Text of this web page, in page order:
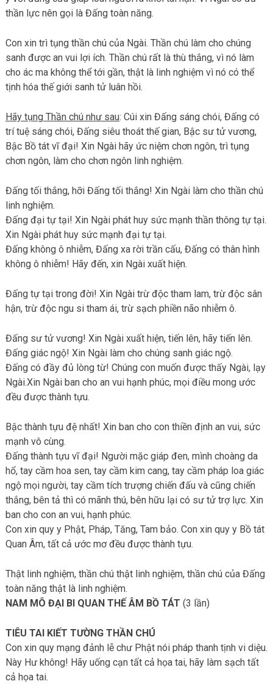
thần lực nên gọi là Đấng toàn năng.
Con xin trì tụng thần chú của Ngài. Thần chú làm cho chúng
sanh được an vui lợi ích. Thần chú rất là thù thắng, vì nó làm
cho ác ma không thể tới gần, thật là linh nghiệm vì nó có thể
tịnh hóa thế giới sanh tử luân hồi.
Hãy tụng Thần chú như sau: Cúi xin Đấng sáng chói, Đấng có
trí tuệ sáng chói, Đấng siêu thoát thế gian, Bậc sư tử vương,
Bậc Bồ tát vĩ đại! Xin Ngài hãy ức niệm chơn ngôn, trì tụng
chơn ngôn, làm cho chơn ngôn linh nghiệm.
Đấng tối thắng, hỡi Đấng tối thắng! Xin Ngài làm cho thần chú
linh nghiệm.
Đấng đại tự tại! Xin Ngài phát huy sức mạnh thần thông tự tại.
Xin Ngài phát huy sức mạnh đại tự tại.
Đấng không ô nhiễm, Đấng xa rời trần cấu, Đấng có thân hình
không ô nhiễm! Hãy đến, xin Ngài xuất hiện.
Đấng tự tại trong đời! Xin Ngài trừ độc tham lam, trừ độc sân
hận, trừ độc ngu si tham ái, trừ sạch phiền não nhiễm ô.
Đấng sư tử vương! Xin Ngài xuất hiện, tiến lên, hãy tiến lên.
Đấng giác ngộ! Xin Ngài làm cho chúng sanh giác ngộ.
Đấng có đầy đủ lòng từ! Chúng con muốn được thấy Ngài, lạy
Ngài.Xin Ngài ban cho an vui hạnh phúc, mọi điều mong ước
đều được thành tựu.
Bậc thành tựu đệ nhất! Xin ban cho con thiền định an vui, sức
mạnh vô cùng.
Đấng thành tựu vĩ đại! Người mặc giáp đen, mình choàng da
hổ, tay cầm hoa sen, tay cầm kim cang, tay cầm pháp loa giác
ngộ mọi người, tay cầm tích trượng chiến đấu và cũng chiến
thắng, bên tả thì có mãnh thú, bên hữu lại có sư tử trợ lực. Xin
ban cho con an vui, hạnh phúc.
Con xin quy y Phật, Pháp, Tăng, Tam bảo. Con xin quy y Bồ tát
Quan Âm, tất cả ước mơ đều được thành tựu.
Thật linh nghiệm, thần chú thật linh nghiệm, thần chú của Đấng
toàn năng thật là linh nghiệm.
NAM MÔ ĐẠI BI QUAN THẾ ÂM BỒ TÁT (3 lần)
TIÊU TAI KIẾT TƯỜNG THẦN CHÚ
Con xin quy mạng đảnh lễ chư Phật nói pháp thanh tịnh vi diệu.
Này Hư không! Hãy uống cạn tất cả họa tai, hãy làm sạch tất
cả họa tai.